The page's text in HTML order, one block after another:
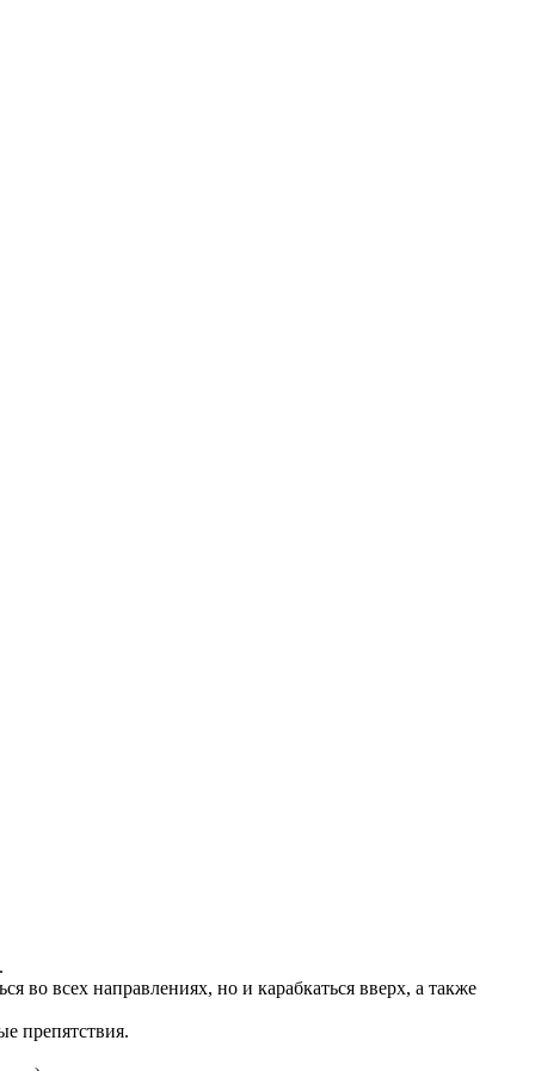
во всех направлениях, но и карабкаться вверх, а также
препятствия.